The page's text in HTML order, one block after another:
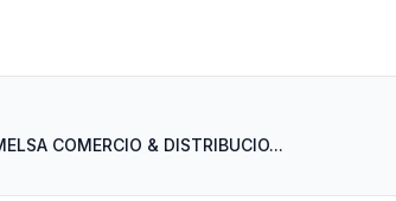
COMERCIO & DISTRIBUCIO...